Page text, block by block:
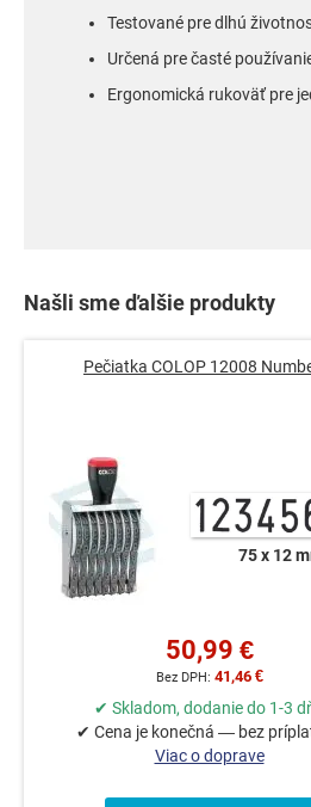
Testované pre dlhú
Určená pre časté
Ergonomická rukoväť pre
Našli sme ďalšie produkty
Pečiatka COLOP 12008
75 x 12
50,99 €
41,46 €
✔ Skladom, dodanie do 1-3
✔ Cena je konečná — bez
Viac o doprave